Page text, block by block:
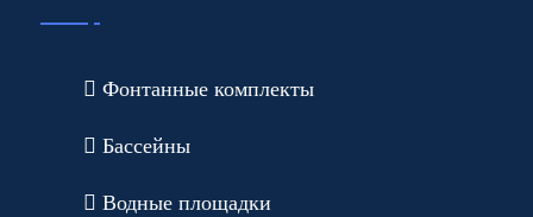
Фонтанные комплекты
Бассейны
Водные площадки